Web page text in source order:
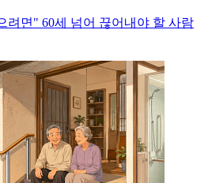
려면" 60세 넘어 끊어내야 할 사람